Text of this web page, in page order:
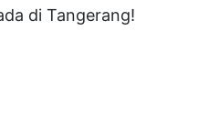
di Tangerang!